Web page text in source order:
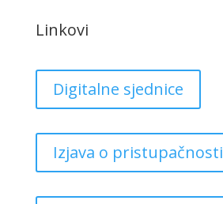
Linkovi
Digitalne sjednice
Izjava o pristupačnosti